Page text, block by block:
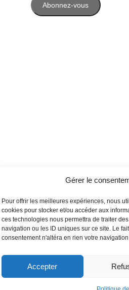
Gérer le
Pour offrir les meilleures expériences, nous
cookies pour stocker et/ou accéder aux
ces technologies nous permettra de traiter
navigation ou les ID uniques sur ce site. Le
consentement n'altéra en rien votre navigation
Accepter
mailAbonnez-vous
Connexion